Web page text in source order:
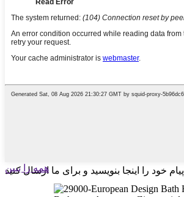
پیام خود را اینجا بنویسید و برای ما ارسال کنید
همه را ببین